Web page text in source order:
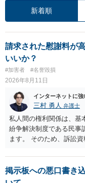
新着順
請求された慰謝料が
いいか？
#加害者 #名誉毀損
2026年8月11日
インターネットに強
三村 勇人 弁護士
私人間の権利関係は、基
紛争解決制度である民事
ます。 そのため、訴訟
底されていますので、出
ん。
掲示板への悪口書き